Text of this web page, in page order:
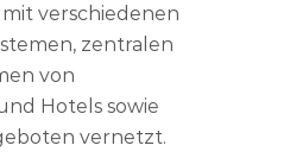
verschiedenen
zentralen
von
Hotels sowie
vernetzt.